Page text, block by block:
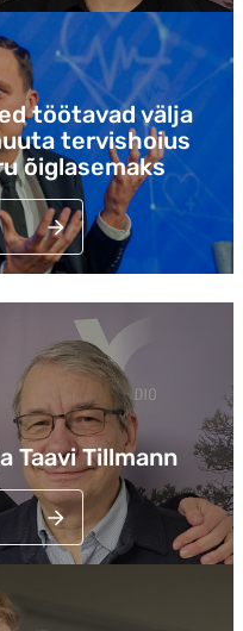
töötavad välja
tervishoius
õiglasemaks
Taavi Tillmann